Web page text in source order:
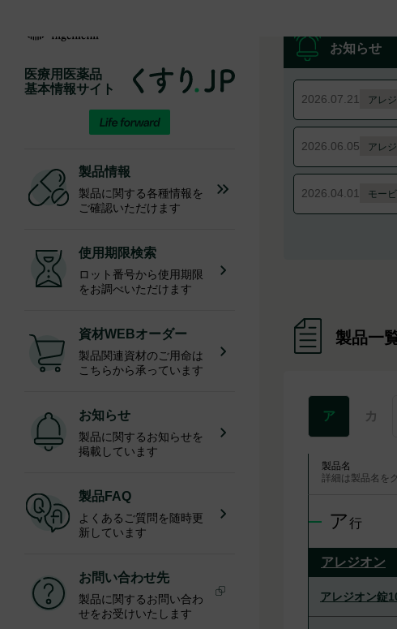
医療用医薬品
基本情報サイト
製品情報
製品に関する各種情報を
ご確認いただけます
使用期限検索
ロット番号から使用期限
をお調べいただけます
資材WEBオーダー
製品関連資材のご用命は
こちらから承っています
お知らせ
製品に関するお知らせを
掲載しています
製品FAQ
よくあるご質問を随時更
新しています
お問い合わせ先
製品に関するお問い合わ
せをお受けいたします
お知らせ
2026.07.21 アレ
2026.06.05 アレ
2026.04.01 モー
製品一
ア カ
製品名
詳細は製品名を
ア行
アレジオン
アレジオン錠